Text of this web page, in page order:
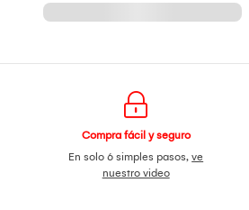
Compra fácil y seguro
En solo 6 simples pasos,ve
nuestro video